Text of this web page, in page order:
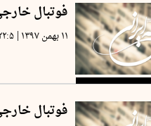
فوتبال
۱۱ بهمن ۱۳۹۷ |
فوتبال